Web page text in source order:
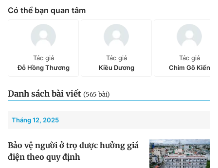
Chuyên mục khác
Chào ngày mới Tin 24h
Tin thị trường Tin 360
Video Magazine
Tiện ích Bạn cần biết
Đăng xuất
Có thể bạn quan tâm
Tác giả
Đỗ Hồng Thương
Tác giả
Kiều Dương
Tác giả
Chim Gõ Kiến
Danh sách bài viết (565 bài)
Tháng 12, 2025
Bảo vệ người ở trọ được hưởng giá
điện theo quy định